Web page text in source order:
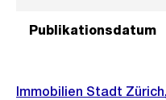
Publikationsdatum
Immobilien Stadt